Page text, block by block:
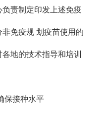
责制定印发上述免疫
免疫规 划疫苗使用的
地的技术指导和培训
保接种水平